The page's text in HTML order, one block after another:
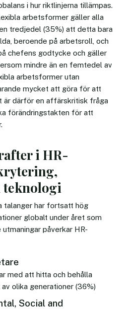
i hur riktlinjerna tillämpas.
arbetsformer gäller alla
tredjedel (35%) att detta bara
beroende på arbetsroll, och
chefens godtycke och gäller
mindre än en femtedel av
arbetsformer utan
mycket att göra för att
är därför en affärskritisk fråga
förändringstakten för att
i HR-
teknologi
talanger har fortsatt hög
globalt under året som
påverkar HR-
med att hitta och behålla
olika generationer (36%)
Social and